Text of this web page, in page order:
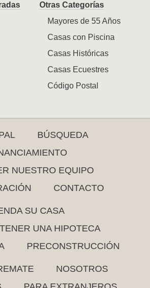
Otras Categorías
Mayores de 55 Años
Casas con Piscina
Casas Históricas
Casas Ecuestres
Código Postal
BÚSQUEDA
NUESTRO EQUIPO
CONTACTO
SU CASA
UNA HIPOTECA
PRECONSTRUCCIÓN
NOSOTROS